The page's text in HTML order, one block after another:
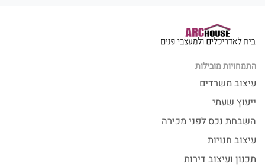
התמחויות מובילות
עיצוב משרדים
ייעוץ שעתי
השבחת נכס לפני מכירה
עיצוב חנויות
תכנון ועיצוב דירות